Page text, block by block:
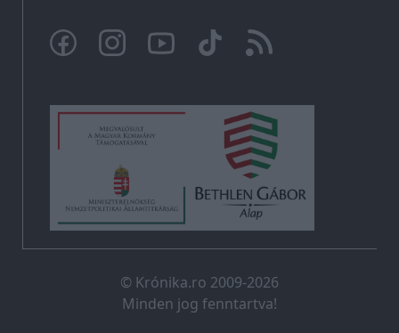
© Krónika.ro 2009-2026
Minden jog fenntartva!